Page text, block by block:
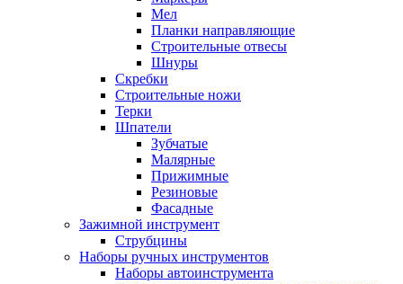
Мел
Планки направляющие
Строительные отвесы
Шнуры
Скребки
Строительные ножи
Терки
Шпатели
Зубчатые
Малярные
Прижимные
Резиновые
Фасадные
Зажимной инструмент
Струбцины
Наборы ручных инструментов
Наборы автоинструмента